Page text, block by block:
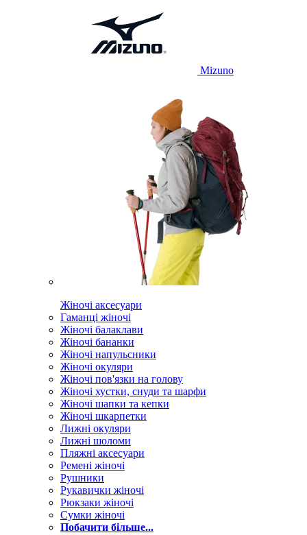
Mizuno
Жіночі аксесуари
Гаманці жіночі
Жіночі балаклави
Жіночі бананки
Жіночі напульсники
Жіночі окуляри
Жіночі пов'язки на голову
Жіночі хустки, снуди та шарфи
Жіночі шапки та кепки
Жіночі шкарпетки
Лижні окуляри
Лижні шоломи
Пляжні аксесуари
Ремені жіночі
Рушники
Рукавички жіночі
Рюкзаки жіночі
Сумки жіночі
Побачити більше...